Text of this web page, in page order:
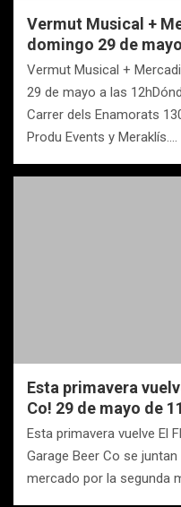
Vermut Musical +
domingo 29 de
Vermut Musical +
29 de mayo a las
Carrer dels Enamorats
Produ Events y Meraklís.…
Esta primavera
Co! 29 de mayo de
Esta primavera vuelve El
Garage Beer Co se
mercado por la segunda